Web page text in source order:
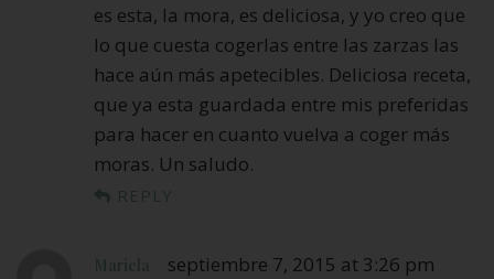
es esta, la mora, es deliciosa, y yo creo que
lo que cuesta cogerlas entre las zarzas las
hace aún más apetecibles. Deliciosa receta,
que ya esta guardada entre mis preferidas
para hacer en cuanto vuelva a coger más
moras. Un saludo.
REPLY
Mariela
septiembre 7, 2015 at 3:26 pm